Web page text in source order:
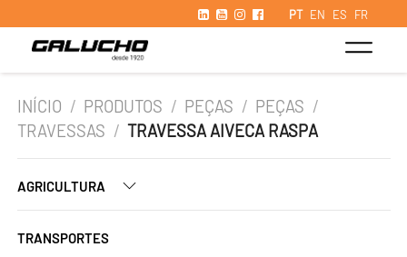
PT EN ES FR
INÍCIO / PRODUTOS / PEÇAS / PEÇAS /
TRAVESSAS / TRAVESSA AIVECA RASPA
AGRICULTURA
TRANSPORTES